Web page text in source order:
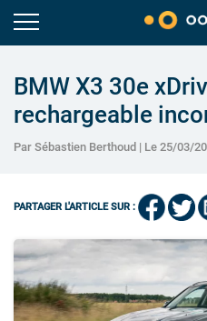
BMW X3 30e
rechargeable
Par Sébastien Berthoud | Le 25/03/
PARTAGER L'ARTICLE SUR :